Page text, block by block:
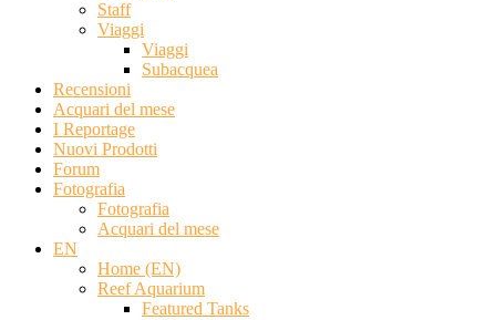
Staff
Viaggi
Viaggi
Subacquea
Recensioni
Acquari del mese
I Reportage
Nuovi Prodotti
Forum
Fotografia
Fotografia
Acquari del mese
EN
Home (EN)
Reef Aquarium
Featured Tanks